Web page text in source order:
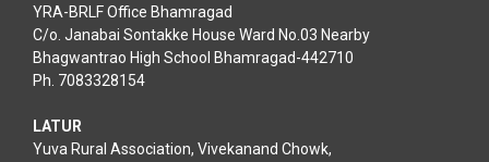
YRA-BRLF Office Bhamragad
C/o. Janabai Sontakke House Ward No.03 Nearby
Bhagwantrao High School Bhamragad-442710
Ph. 7083328154
LATUR
Yuva Rural Association, Vivekanand Chowk,